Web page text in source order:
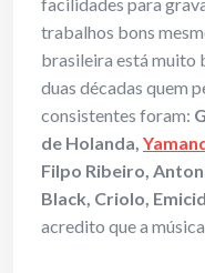
trabalhos bons
brasileira está muito
duas décadas quem
consistentes foram:
de Holanda,
Filpo Ribeiro,
Black, Criolo,
acredito que a